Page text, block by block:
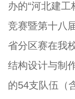
办的“河北建
竞赛暨第十八
省分区赛在我
结构设计与制
的54支队伍（